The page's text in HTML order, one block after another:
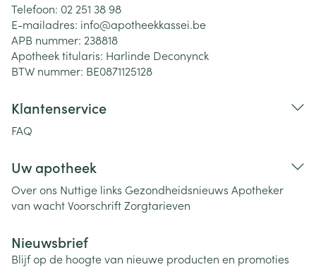
Telefoon: 02 251 38 98
E-mailadres: info@apotheekkassei.be
APB nummer: 238818
Apotheek titularis: Harlinde Deconynck
BTW nummer: BE0871125128
Klantenservice
FAQ
Uw apotheek
Over ons Nuttige links Gezondheidsnieuws Apotheker
van wachtVoorschriftZorgtarieven
Nieuwsbrief
Blijf op de hoogte van nieuwe producten en promoties